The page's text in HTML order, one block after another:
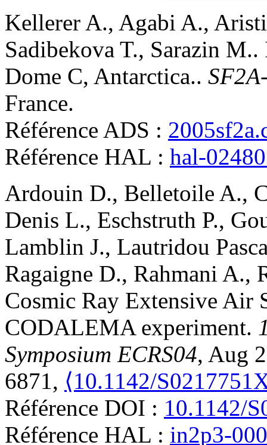
Kellerer A., Agabi A.,
Sadibekova T., Sarazin M..
Dome C, Antarctica..
France.
Référence ADS :
Référence HAL : hal-
Ardouin D., Belletoile A.,
Denis L., Eschstruth P.,
Lamblin J., Lautridou
Ragaigne D., Rahmani A.,
Cosmic Ray Extensive Air
CODALEMA experiment.
Symposium ECRS04, Aug
6871, ⟨10.1142/
Référence DOI : 10.1142/
Référence HAL : in2p3-